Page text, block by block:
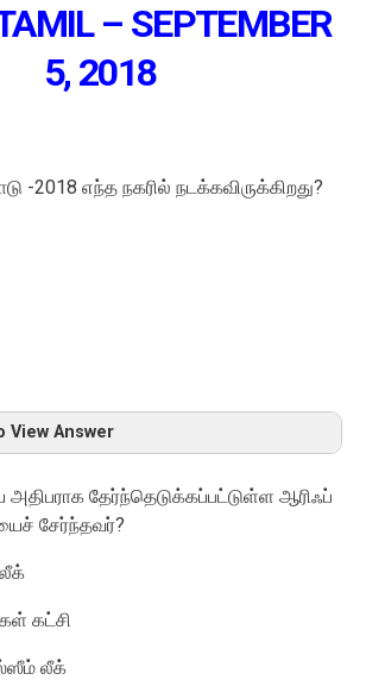
– SEPTEMBER
5, 2018
-2018 எந்த நகரில் நடக்கவிருக்கிறது?
View Answer
அதிபராக தேர்ந்தெடுக்கப்பட்டுள்ள ஆரிஃப்
சேர்ந்தவர்?
லீக்
கட்சி
லீக்